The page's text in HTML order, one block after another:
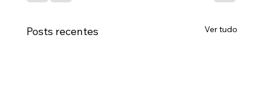
Posts recentes Ver tudo